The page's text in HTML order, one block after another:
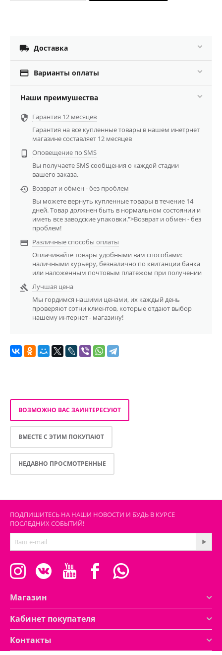
 Доставка
 Варианты оплаты
Наши преимушества
 Гарантия 12 месяцев
Гарантия на все купленные товары в нашем инетрнет
магазине составляет 12 месяцев

Оповещение по SMS
Вы получаете SMS сообщения о каждой стадии
вашего заказа.
 Возврат и обмен - без проблем
Вы можете вернуть купленные товары в течение 14
дней. Товар должнен быть в нормальном состоянии и
иметь все заводские упаковки.">Возврат и обмен - без
проблем!
 Различные способы оплаты
Оплачивайте товары удобными вам способами:
наличными курьеру, безналично по квитанции банка
или наложенным почтовым платежом при получении

Лучшая цена
Мы гордимся нашими ценами, их каждый день
проверяют сотни клиентов, которые отдают выбор
нашему интернет - магазину!
ВОЗМОЖНО ВАС ЗАИНТЕРЕСУЮТ
ВМЕСТЕ С ЭТИМ ПОКУПАЮТ
НЕДАВНО ПРОСМОТРЕННЫЕ
ПОДПИШИТЕСЬ НА НАШИ НОВОСТИ И БУДЬ В КУРСЕ
ПОСЛЕДНИХ СОБЫТИЙ!
Магазин
Кабинет покупателя
Контакты